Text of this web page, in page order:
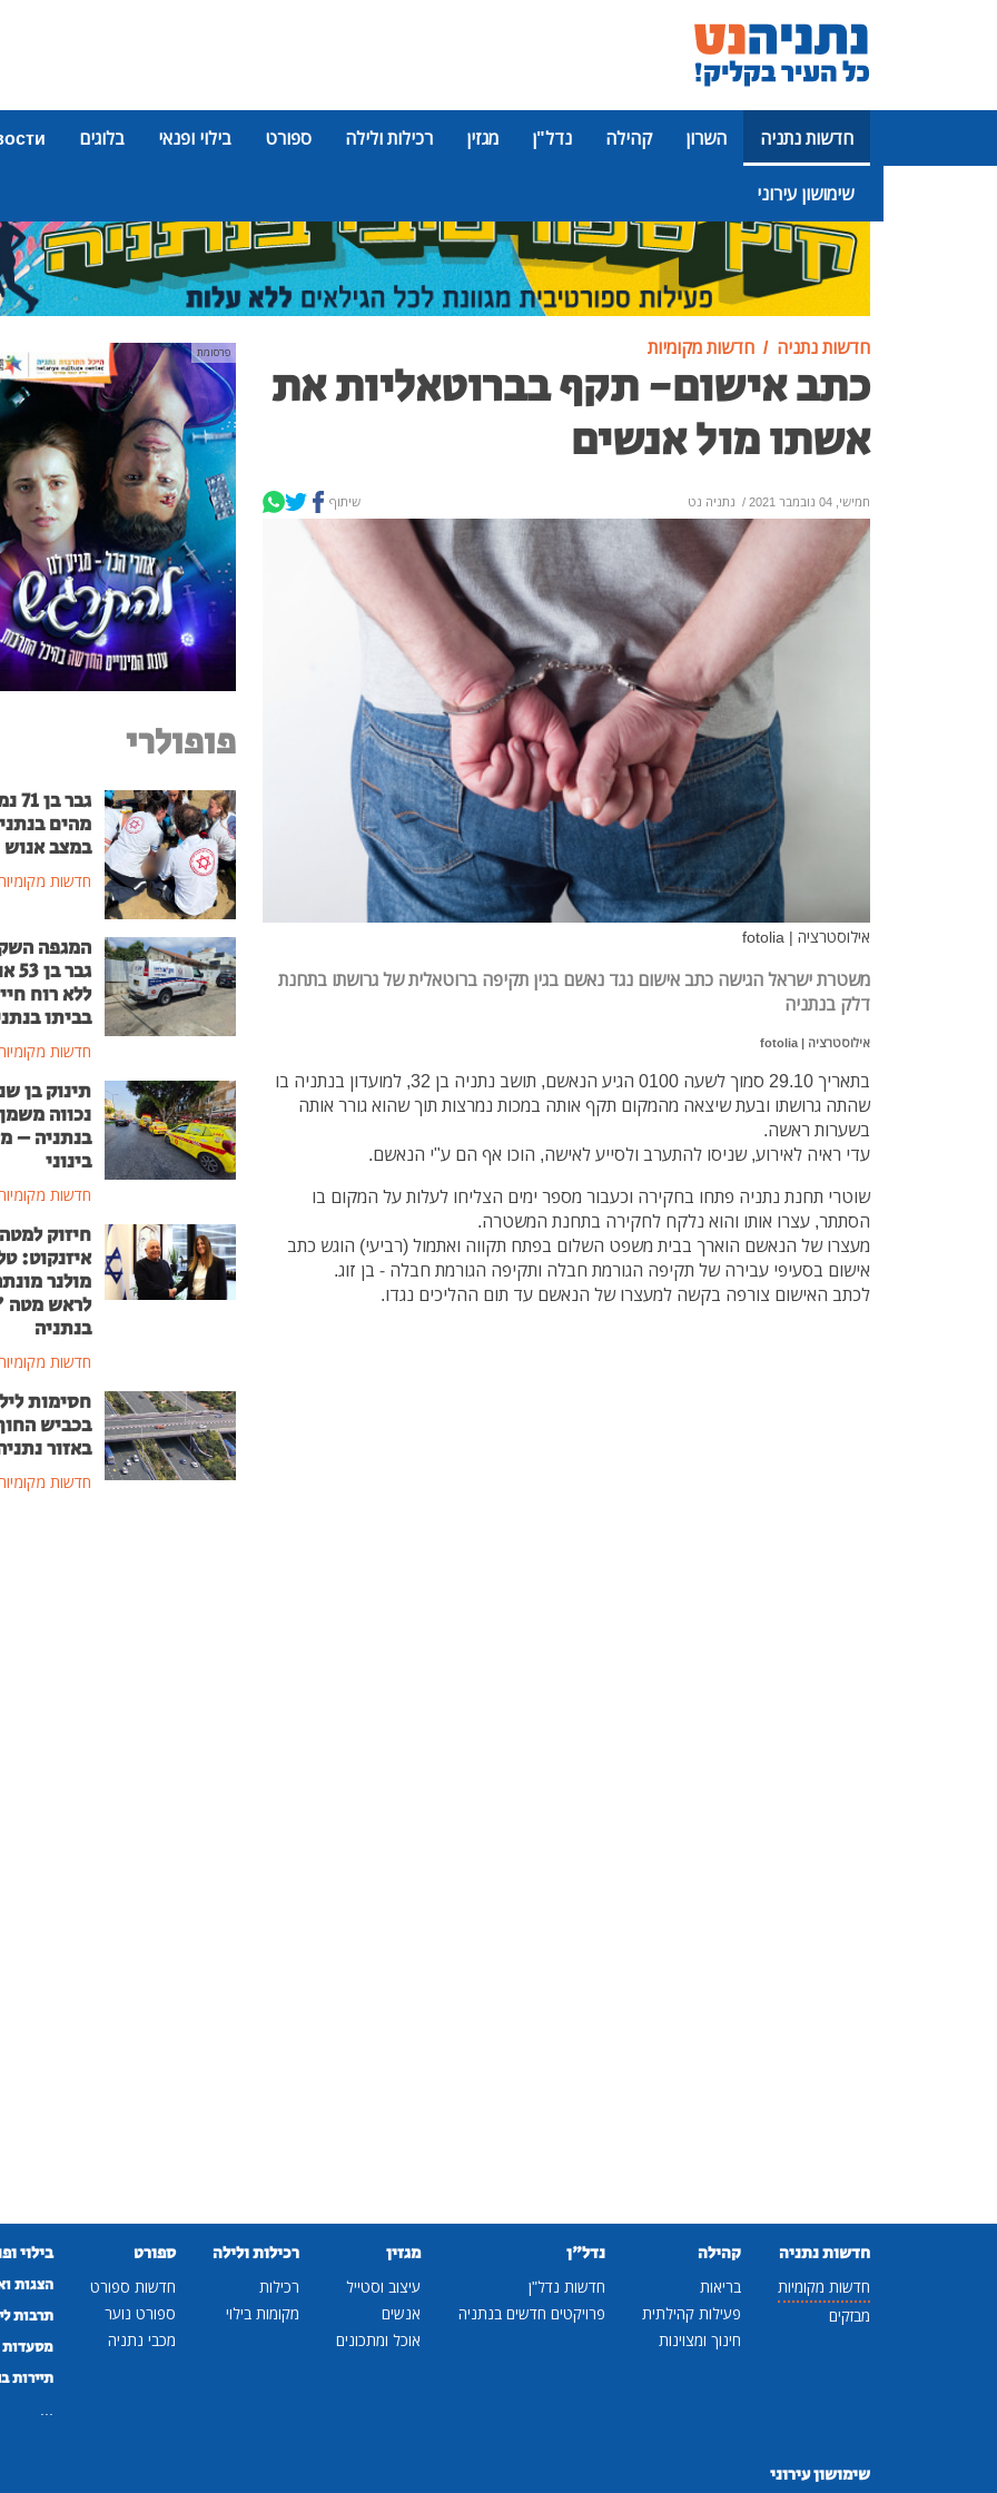
חדשות נתניה השרון קהילה נדל"ן מגזין רכילות ולילה ספורט בילוי ופנאי בלוגים
שימושון עירוני
פרסומת
חדשות נתניה חדשות מקומיות
כתב אישום- תקף בברוטאליות את
אשתו מול אנשים
חמישי, 04 נובמבר 2021 / נתניה נט שיתוף
אילוסטרציה | fotolia
משטרת ישראל הגישה כתב אישום נגד נאשם בגין תקיפה ברוטאלית של גרושתו בתחנת
דלק בנתניה
אילוסטרציה | fotolia
בתאריך 29.10 סמוך לשעה 0100 הגיע הנאשם, תושב נתניה בן 32, למועדון בנתניה בו
שהתה גרושתו ובעת שיצאה מהמקום תקף אותה במכות נמרצות תוך שהוא גורר אותה
בשערות ראשה.
עדי ראיה לאירוע, שניסו להתערב ולסייע לאישה, הוכו אף הם ע"י הנאשם.
שוטרי תחנת נתניה פתחו בחקירה וכעבור מספר ימים הצליחו לעלות על המקום בו
הסתתר, עצרו אותו והוא נלקח לחקירה בתחנת המשטרה.
מעצרו של הנאשם הוארך בבית משפט השלום בפתח תקווה ואתמול (רביעי) הוגש כתב
אישום בסעיפי עבירה של תקיפה הגורמת חבלה ותקיפה הגורמת חבלה - בן זוג.
לכתב האישום צורפה בקשה למעצרו של הנאשם עד תום ההליכים נגדו.
פרסומת
פופולרי
גבר
מהים
במצב אנוש
חדשות
המגפה
גבר
ללא רוח
בביתו
חדשות
תינוק בן
נכווה
בנתניה –
בינוני
חדשות
חיזוק למטה
איזנקוט:
מולנר
לראש
בנתניה
חדשות
חסימות
בכביש
באזור
חדשות
חדשות נתניה
חדשות מקומיות
מבזקים
קהילה
בריאות
פעילות קהילתית
חינוך ומצוינות
נדל"ן
חדשות נדל"ן
פרויקטים חדשים בנתניה
מגזין
עיצוב וסטייל
אנשים
אוכל ומתכונים
רכילות ולילה
רכילות
מקומות בילוי
ספורט
חדשות ספורט
ספורט נוער
מכבי נתניה
בילוי
הצגות
תרבות
מסעדות
תיירות
שימושון עירוני